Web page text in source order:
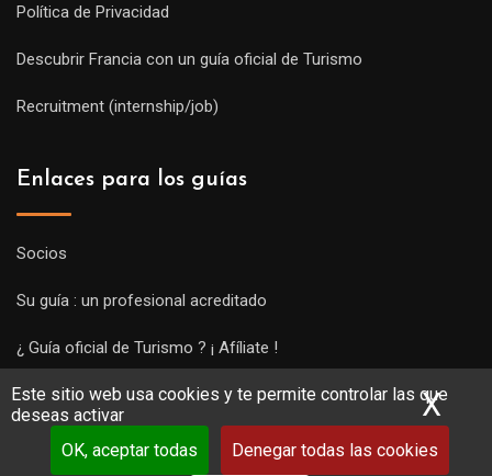
Este sitio web usa cookies y te permite controlar las que
deseas activar
OK, aceptar todas
Denegar todas las cookies
X
Política de Privacidad
Descubrir Francia con un guía oficial de Turismo
Recruitment (internship/job)
Enlaces para los guías
Socios
Su guía : un profesional acreditado
¿ Guía oficial de Turismo ? ¡ Afíliate !
Subir una visita y empezar a trabajar !